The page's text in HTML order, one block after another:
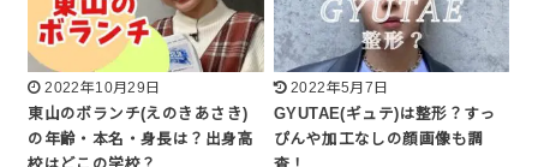
2022年10月29日
東山のボランチ(えのきあさき)
の年齢・本名・身長は？出身高
2022年5月7日
GYUTAE(ギュテ)は整形？すっ
ぴんや加工なしの顔画像も調